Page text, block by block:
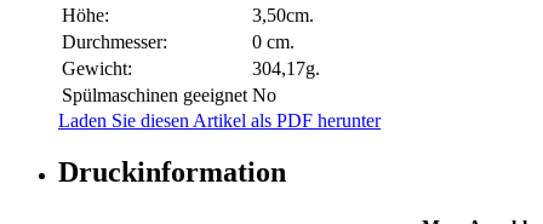
Höhe:
3,50cm.
Durchmesser:
0 cm.
Gewicht:
304,17g.
Spülmaschinen geeignet No
Laden Sie diesen Artikel als PDF herunter
Druckinformation